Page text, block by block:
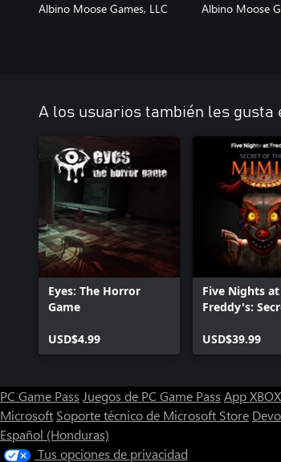
Albino Moose Games, LLC Albino Moose
A los usuarios también les gusta
Eyes: The Horror
Game
USD$4.99
Five Nights at
Freddy's:
USD$39.99
PC Game Pass Juegos de PC Game Pass App
Microsoft Soporte técnico de Microsoft Store
Español (Honduras)
Tus opciones de privacidad